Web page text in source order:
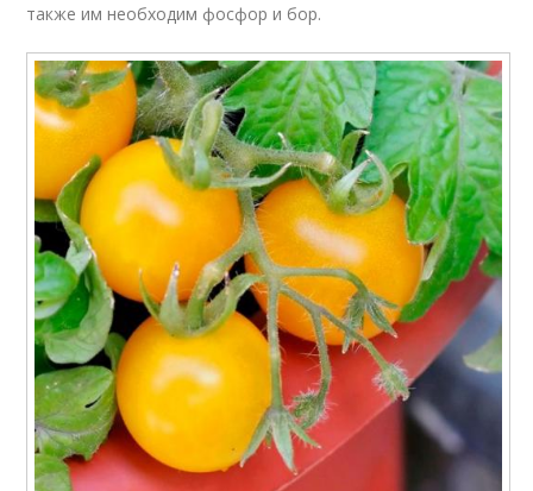
также им необходим фосфор и бор.